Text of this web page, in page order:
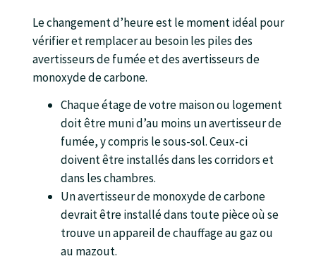
Le changement d’heure est le moment idéal pour
vérifier et remplacer au besoin les piles des
avertisseurs de fumée et des avertisseurs de
monoxyde de carbone.
Chaque étage de votre maison ou logement
doit être muni d’au moins un avertisseur de
fumée, y compris le sous-sol. Ceux-ci
doivent être installés dans les corridors et
dans les chambres.
Un avertisseur de monoxyde de carbone
devrait être installé dans toute pièce où se
trouve un appareil de chauffage au gaz ou
au mazout.